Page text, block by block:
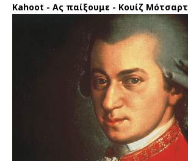
Kahoot - Ας παίξουμε - Κουίζ Μότσαρτ